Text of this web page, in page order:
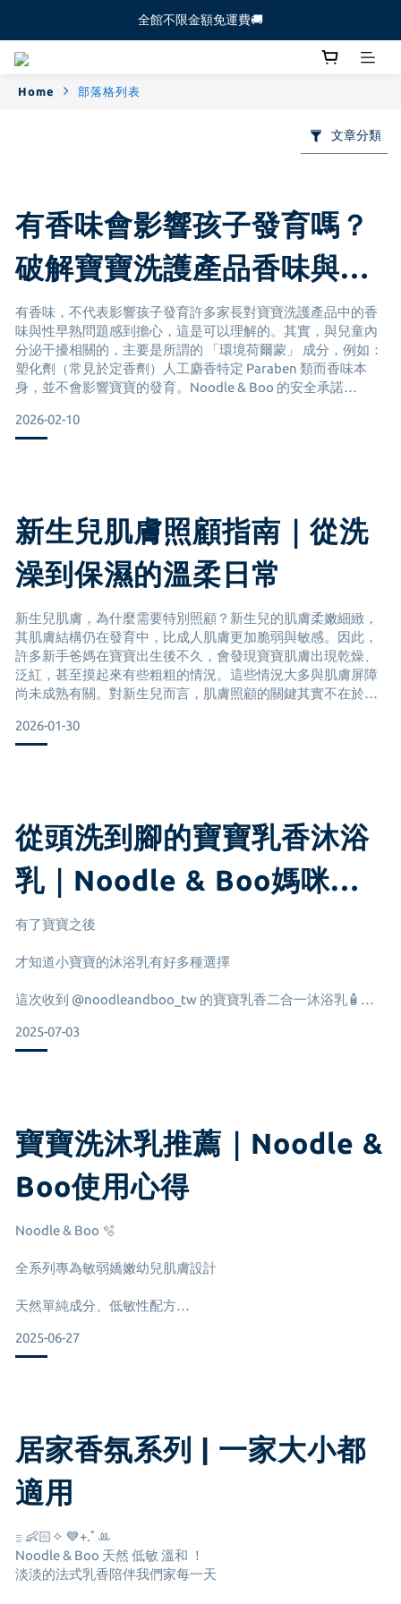
全館不限金額免運費🚚
全館不限金額免運費🚚
【新生寶寶體驗組🐻】新朋友必試 ！  >>前往下
全館不限金額免運費🚚
Home 部落格列表
文章分類
有香味會影響孩子發育嗎？
破解寶寶洗護產品香味與環
境荷爾蒙迷思
有香味，不代表影響孩子發育許多家長對寶寶洗護產品中的香
味與性早熟問題感到擔心，這是可以理解的。其實，與兒童內
分泌干擾相關的，主要是所謂的 「環境荷爾蒙」 成分，例如：
塑化劑（常見於定香劑）人工麝香特定 Paraben 類而香味本
身，並不會影響寶寶的發育。Noodle & Boo 的安全承諾
不含以下常見有害成分：ParabensPhthalates（塑化劑）
SulfatesPPGsDyes（人工色素）GMOsTri
2026-02-10
新生兒肌膚照顧指南｜從洗
澡到保濕的溫柔日常
新生兒肌膚，為什麼需要特別照顧？新生兒的肌膚柔嫩細緻，
其肌膚結構仍在發育中，比成人肌膚更加脆弱與敏感。因此，
許多新手爸媽在寶寶出生後不久，會發現寶寶肌膚出現乾燥、
泛紅，甚至摸起來有些粗粗的情況。這些情況大多與肌膚屏障
尚未成熟有關。對新生兒而言，肌膚照顧的關鍵其實不在於
護理方式。
2026-01-30
從頭洗到腳的寶寶乳香沐浴
乳｜Noodle & Boo媽咪寶
寶護膚分享
有了寶寶之後
才知道小寶寶的沐浴乳有好多種選擇
這次收到 @noodleandboo_tw 的寶寶乳香二合一沐浴乳🧴
一打開就聞到淡淡的奶香味
且不會熏眼不用怕寶寶會有不舒服的感覺
還有完美主義抗皺撫紋修護霜
懷孕後期很無預警的冒出喝十幾條妊娠紋
其實懷孕期間都有好好的防護
但是體質遺傳還是佔據大多數
他們家的撫紋霜有添加胜肽配方，
是市面上比較少見的～
2025-07-03
寶寶洗沐乳推薦｜Noodle &
Boo使用心得
Noodle & Boo 🫧
全系列專為敏弱嬌嫩幼兒肌膚設計
天然單純成分、低敏性配方
敏感肌膚、異位性皮膚炎的寶寶都可以安心使用！！！
🫧二合一洗髮沐浴乳-寶寶乳香
Newborn 2-in-1 hair & body wash
味道超喜歡是最愛的寶寶香
每次幫莯莯洗完澡都會吸爆她👶🏻🤍
2025-06-27
居家香氛系列 | 一家大小都
適用
𓐇 👶🏻✧ 💙+.ﾟꔛ
Noodle & Boo 天然 低敏 溫和 ！
淡淡的法式乳香陪伴我們家每一天